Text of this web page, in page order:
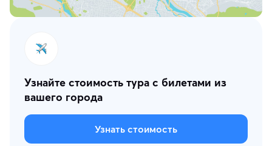
Узнайте стоимость тура с билетами из
вашего города
Узнать стоимость